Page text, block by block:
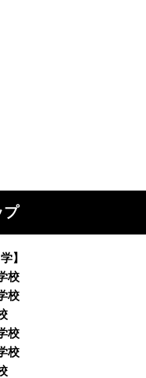
プ
】
校
校
校
校